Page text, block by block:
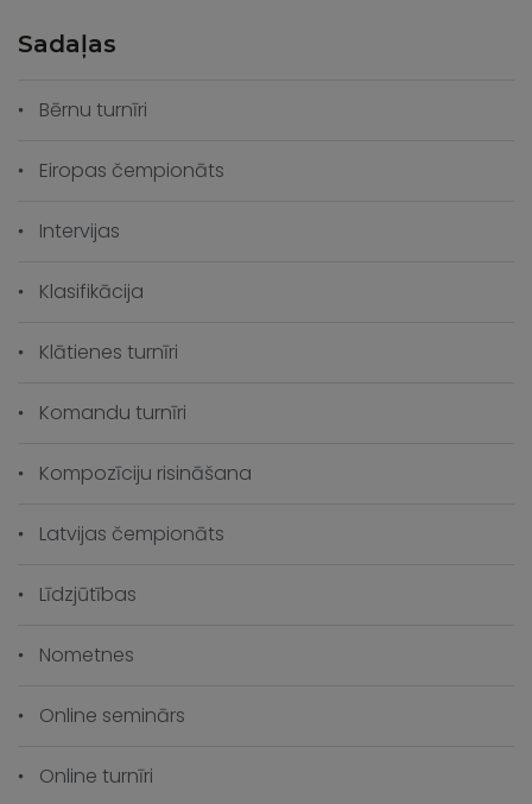
Sadaļas
Bērnu turnīri
Eiropas čempionāts
Intervijas
Klasifikācija
Klātienes turnīri
Komandu turnīri
Kompozīciju risināšana
Latvijas čempionāts
Līdzjūtības
Nometnes
Online seminārs
Online turnīri